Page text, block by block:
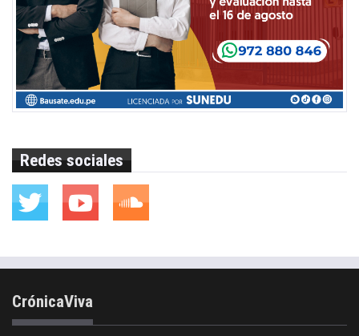
Redes sociales
CrónicaViva